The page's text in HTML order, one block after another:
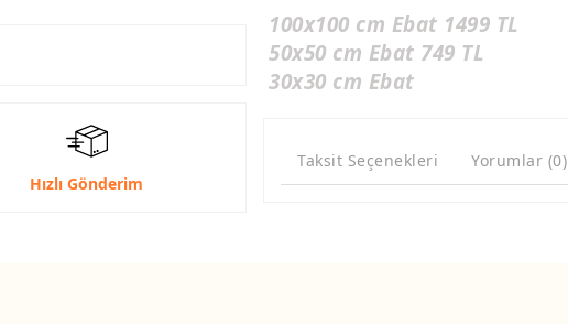
Hızlı Gönderim
100x100 cm Ebat 1499 TL
50x50 cm Ebat 749 TL
30x30 cm Ebat
Taksit Seçenekleri Yorumlar (0)